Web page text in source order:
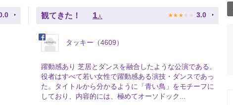
観てきた！ 1 人 ★ ★ ★ ★ ★ 3.0
タッキー（4609）
躍動感あり 芝居とダンスを融合したような公演である。
役者はすべて若い女性で躍動感ある演技・ダンスであっ
た。タイトルから分かるように「青い鳥」をモチーフに
しており、内容的には、極めてオーソドック...